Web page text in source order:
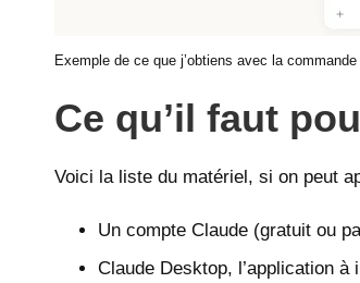
Exemple de ce que j’obtiens avec la
Ce qu’il faut
Voici la liste du matériel, si on peut
Un compte Claude (gratuit ou
Claude Desktop, l’application